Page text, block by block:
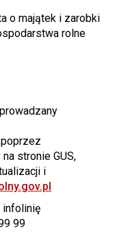
o majątek i zarobki
rolne
stronie GUS,
i
infolinię
99